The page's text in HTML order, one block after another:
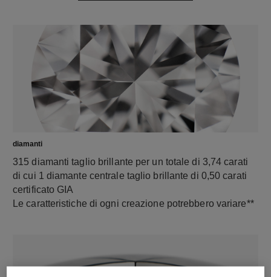
diamanti
315 diamanti taglio brillante per un totale di 3,74 carati
di cui 1 diamante centrale taglio brillante di 0,50 carati
certificato GIA
Le caratteristiche di ogni creazione potrebbero variare**